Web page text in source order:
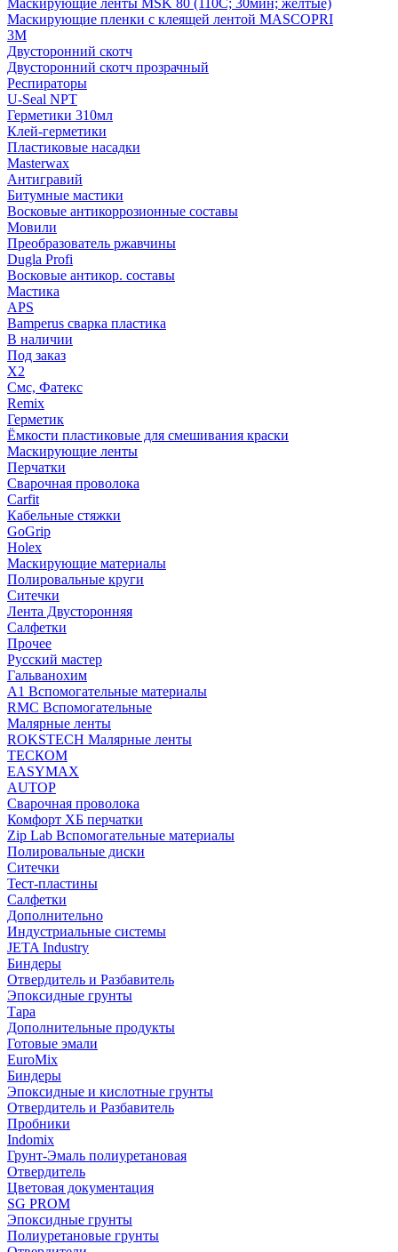
Маскирующие ленты MSK 80 (110С; 30мин; желтые)
Маскирующие пленки с клеящей лентой MASCOPRI
3M
Двусторонний скотч
Двусторонний скотч прозрачный
Респираторы
U-Seal NPT
Герметики 310мл
Клей-герметики
Пластиковые насадки
Masterwax
Антигравий
Битумные мастики
Восковые антикоррозионные составы
Мовили
Преобразователь ржавчины
Dugla Profi
Восковые антикор. составы
Мастика
APS
Bamperus сварка пластика
В наличии
Под заказ
X2
Смс, Фатекс
Remix
Герметик
Ёмкости пластиковые для смешивания краски
Маскирующие ленты
Перчатки
Сварочная проволока
Carfit
Кабельные стяжки
GoGrip
Holex
Маскирующие материалы
Полировальные круги
Ситечки
Лента Двусторонняя
Салфетки
Прочее
Русский мастер
Гальванохим
А1 Вспомогательные материалы
RMC Вспомогательные
Малярные ленты
ROKSTECH Малярные ленты
ТЕСКОМ
EASYMAX
AUTOP
Сварочная проволока
Комфорт ХБ перчатки
Zip Lab Вспомогательные материалы
Полировальные диски
Ситечки
Тест-пластины
Салфетки
Дополнительно
Индустриальные системы
JETA Industry
Биндеры
Отвердитель и Разбавитель
Эпоксидные грунты
Тара
Дополнительные продукты
Готовые эмали
EuroMix
Биндеры
Эпоксидные и кислотные грунты
Отвердитель и Разбавитель
Пробники
Indomix
Грунт-Эмаль полиуретановая
Отвердитель
Цветовая документация
SG PROM
Эпоксидные грунты
Полиуретановые грунты